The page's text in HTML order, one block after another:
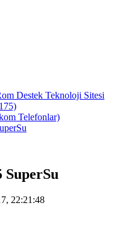
Destek Teknoloji Sitesi
Telefonlar)
22:21:48